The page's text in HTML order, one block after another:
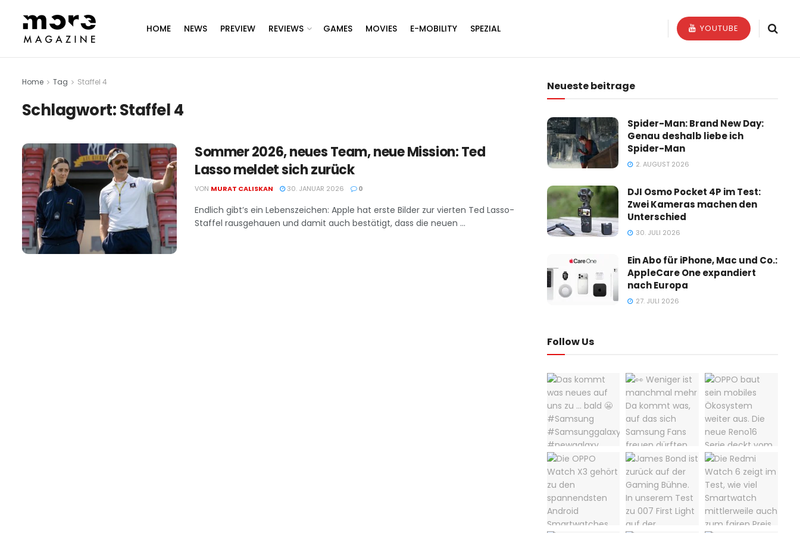
HOME NEWS PREVIEW REVIEWS GAMES MOVIES E-MOBILITY SPEZIAL YOUTUBE
Home Tag Staffel 4
Schlagwort:Staffel 4
Sommer 2026, neues Team, neue Mission: Ted
Lasso meldet sich zurück
VON MURAT CALISKAN 30. JANUAR 2026 0
Endlich gibt’s ein Lebenszeichen: Apple hat erste Bilder zur vierten Ted Lasso-
Staffel rausgehauen und damit auch bestätigt, dass die neuen ...
Neueste beitrage
Spider-Man: Brand New Day:
Genau deshalb liebe ich
Spider-Man
2. AUGUST 2026
DJI Osmo Pocket 4P im Test:
Zwei Kameras machen den
Unterschied
30. JULI 2026
Ein Abo für iPhone, Mac und Co.:
AppleCare One expandiert
nach Europa
27. JULI 2026
Follow Us